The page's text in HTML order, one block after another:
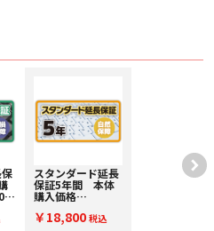
スタンダード延長
保証5年間 本体
購入価格
￥275,001～
￥300,000(税
￥18,800 税込